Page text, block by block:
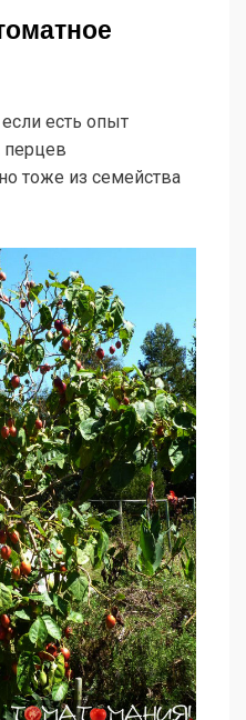
есть опыт
перцев
тоже из семейства